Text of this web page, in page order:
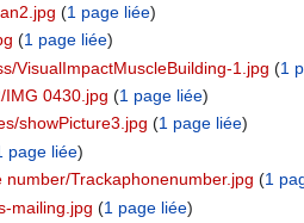
‏‎ (1 page liée)
‏‎ (1 page liée)
VisualImpactMuscleBuilding-1.jpg ‏‎ (1
IMG 0430.jpg ‏‎ (1 page liée)
showPicture3.jpg ‏‎ (1 page liée)
page liée)
Trackaphonenumber.jpg ‏‎ (1
mailing.jpg ‏‎ (1 page liée)